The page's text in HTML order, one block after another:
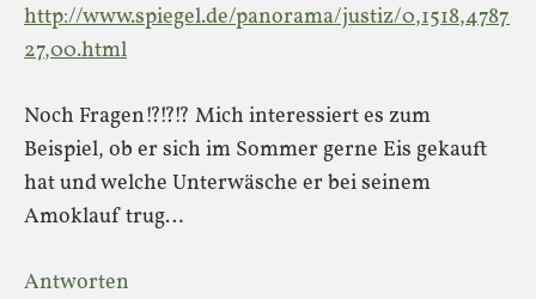
http://www.spiegel.de/panorama/justiz/0,1518,4787
27,00.html
Noch Fragen!?!?!? Mich interessiert es zum
Beispiel, ob er sich im Sommer gerne Eis gekauft
hat und welche Unterwäsche er bei seinem
Amoklauf trug…
Antworten